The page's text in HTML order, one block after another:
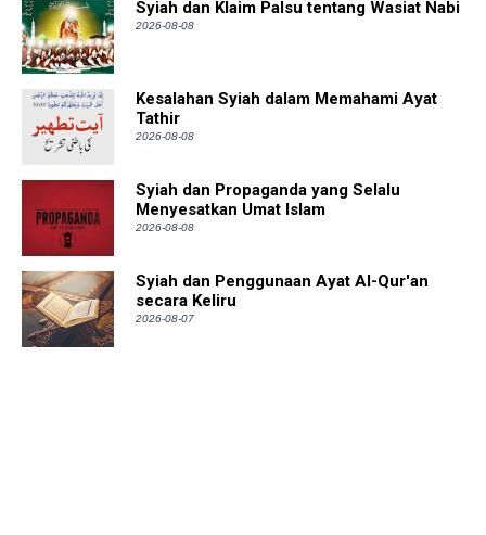
Syiah dan Klaim Palsu tentang Wasiat Nabi
2026-08-08
Kesalahan Syiah dalam Memahami Ayat
Tathir
2026-08-08
Syiah dan Propaganda yang Selalu
Menyesatkan Umat Islam
2026-08-08
Syiah dan Penggunaan Ayat Al-Qur'an
secara Keliru
2026-08-07